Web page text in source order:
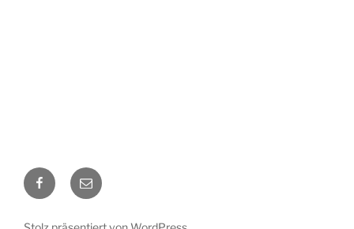
Facebook
E-
Mail